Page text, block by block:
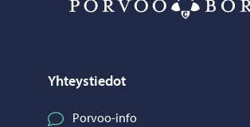
Yhteystiedot
Porvoo-info